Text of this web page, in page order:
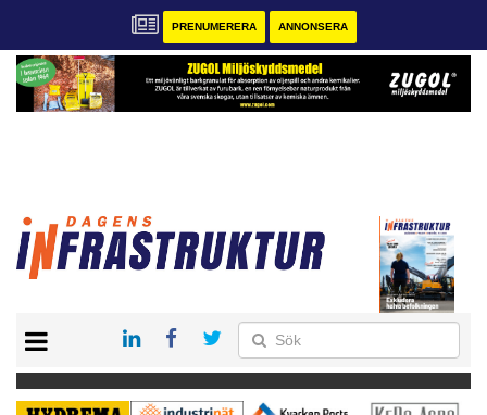
PRENUMERERA ANNONSERA
KONTAKT